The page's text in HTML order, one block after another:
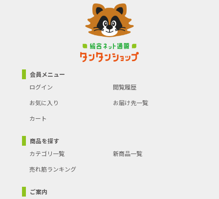
会員メニュー
ログイン
閲覧履歴
お気に入り
お届け先一覧
カート
商品を探す
カテゴリ一覧
新商品一覧
売れ筋ランキング
ご案内